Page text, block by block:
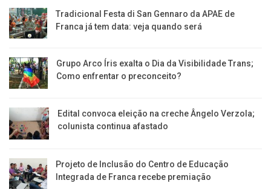
Tradicional Festa di San Gennaro da APAE de
Franca já tem data: veja quando será
Grupo Arco Íris exalta o Dia da Visibilidade Trans;
Como enfrentar o preconceito?
Edital convoca eleição na creche Ângelo Verzola;
colunista continua afastado
Projeto de Inclusão do Centro de Educação
Integrada de Franca recebe premiação